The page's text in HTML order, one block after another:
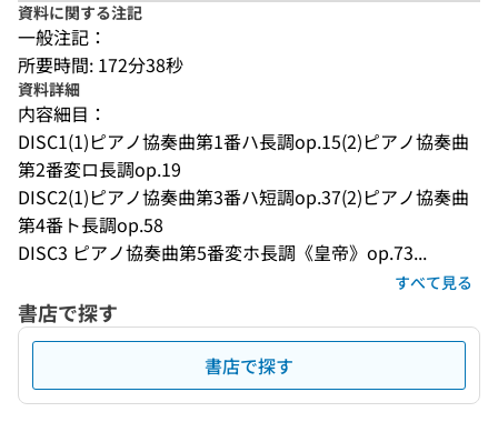
資料に関する注記
一般注記：
所要時間: 172分38秒
資料詳細
内容細目：
DISC1(1)ピアノ協奏曲第1番ハ長調op.15(2)ピアノ協奏曲
第2番変ロ長調op.19
DISC2(1)ピアノ協奏曲第3番ハ短調op.37(2)ピアノ協奏曲
第4番ト長調op.58
DISC3 ピアノ協奏曲第5番変ホ長調《皇帝》op.73...
すべて見る
書店で探す
書店で探す